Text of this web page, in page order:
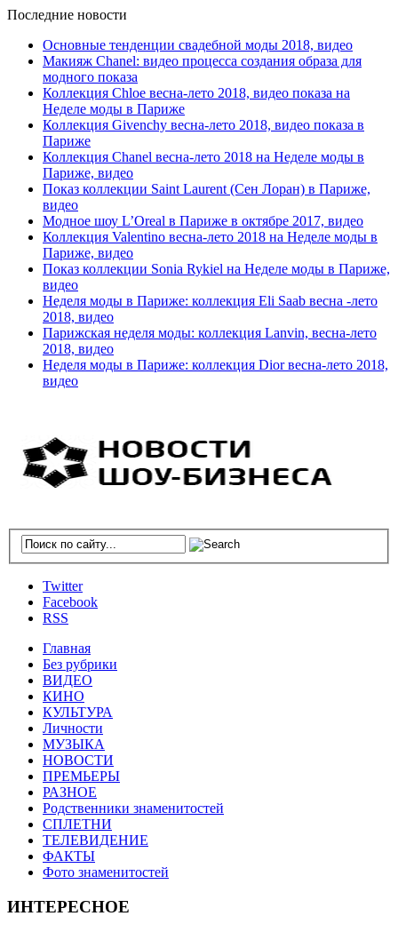
Последние новости
Основные тенденции свадебной моды 2018, видео
Макияж Chanel: видео процесса создания образа для
модного показа
Коллекция Chloe весна-лето 2018, видео показа на
Неделе моды в Париже
Коллекция Givenchy весна-лето 2018, видео показа в
Париже
Коллекция Chanel весна-лето 2018 на Неделе моды в
Париже, видео
Показ коллекции Saint Laurent (Сен Лоран) в Париже,
видео
Модное шоу L’Oreal в Париже в октябре 2017, видео
Коллекция Valentino весна-лето 2018 на Неделе моды в
Париже, видео
Показ коллекции Sonia Rykiel на Неделе моды в Париже,
видео
Неделя моды в Париже: коллекция Eli Saab весна -лето
2018, видео
Парижская неделя моды: коллекция Lanvin, весна-лето
2018, видео
Неделя моды в Париже: коллекция Dior весна-лето 2018,
видео
Twitter
Facebook
RSS
Главная
Без рубрики
ВИДЕО
КИНО
КУЛЬТУРА
Личности
МУЗЫКА
НОВОСТИ
ПРЕМЬЕРЫ
РАЗНОЕ
Родственники знаменитостей
СПЛЕТНИ
ТЕЛЕВИДЕНИЕ
ФАКТЫ
Фото знаменитостей
ИНТЕРЕСНОЕ